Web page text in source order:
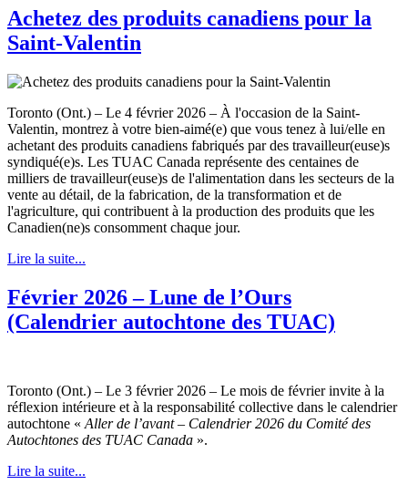
Achetez des produits canadiens pour la
Saint-Valentin
Toronto (Ont.) – Le 4 février 2026 – À l'occasion de la Saint-
Valentin, montrez à votre bien-aimé(e) que vous tenez à lui/elle en
achetant des produits canadiens fabriqués par des travailleur(euse)s
syndiqué(e)s. Les TUAC Canada représente des centaines de
milliers de travailleur(euse)s de l'alimentation dans les secteurs de la
vente au détail, de la fabrication, de la transformation et de
l'agriculture, qui contribuent à la production des produits que les
Canadien(ne)s consomment chaque jour.
Lire la suite...
Février 2026 – Lune de l’Ours
(Calendrier autochtone des TUAC)
Toronto (Ont.) – Le 3 février 2026 – Le mois de février invite à la
réflexion intérieure et à la responsabilité collective dans le calendrier
autochtone «Aller de l’avant – Calendrier 2026 du Comité des
Autochtones des TUAC Canada ».
Lire la suite...